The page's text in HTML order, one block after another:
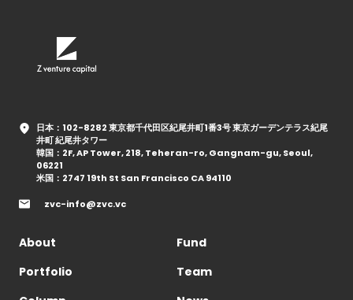
日本：102-8282 東京都千代田区紀尾井町1番3号 東京ガーデンテラス紀尾
井町 紀尾井タワー
韓国：2F, AP Tower, 218, Teheran-ro, Gangnam-gu, Seoul,
06221
米国：2747 19th St San Francisco CA 94110
zvc-info@zvc.vc
About
Fund
Portfolio
Team